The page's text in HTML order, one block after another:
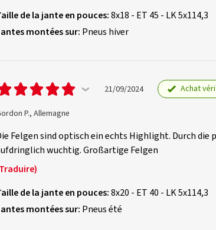
de la jante en pouces:8x18 - ET 45 - LK 5x114,3
montées sur: Pneus hiver
21/09/2024 Achat
P., Allemagne
Felgen sind optisch ein echts Highlight. Durch
wuchtig. Großartige Felgen
de la jante en pouces:8x20 - ET 40 - LK 5x114,3
montées sur: Pneus été